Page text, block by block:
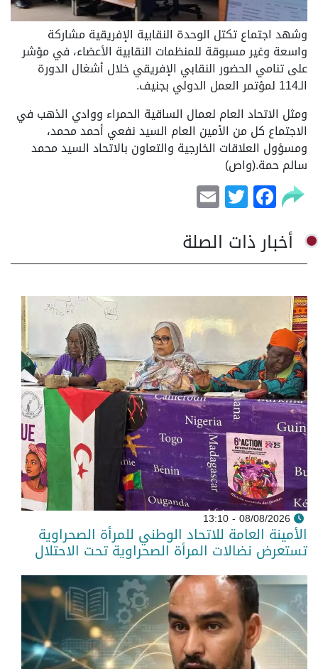
وشهد اجتماع تكتل الوحدة النقابية الإفريقية مشاركة
واسعة وغير مسبوقة للمنظمات النقابية الأعضاء، في مؤشر
على تنامي الحضور النقابي الإفريقي خلال أشغال الدورة
الـ114 لمؤتمر العمل الدولي بجنيف.
ومثل الاتحاد العام لعمال الساقية الحمراء ووادي الذهب في
الاجتماع كل من الأمين العام السيد نفعي أحمد محمد،
ومسؤول العلاقات الخارجية والتعاون بالاتحاد السيد محمد
سالم حمة.(واص)
Facebook
Twitter
أخبار ذات الصلة
08/08/2026 - 13:10
الأمينة العامة للاتحاد الوطني للمرأة الصحراوية
تستعرض نضالات المرأة الصحراوية تحت الاحتلال